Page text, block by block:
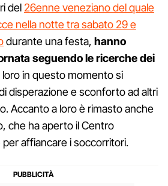
del 26enne veneziano del quale
nella notte tra sabato 29 e
durante una festa, hanno
seguendo le ricerche dei
loro in questo momento si
disperazione e sconforto ad altri
Accanto a loro è rimasto anche
che ha aperto il Centro
affiancare i soccorritori.